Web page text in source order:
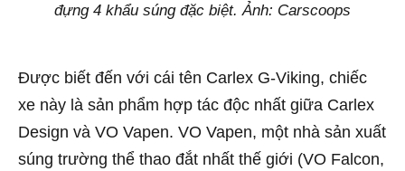
đựng 4 khẩu súng đặc biệt. Ảnh: Carscoops
Được biết đến với cái tên Carlex G-Viking, chiếc
xe này là sản phẩm hợp tác độc nhất giữa Carlex
Design và VO Vapen. VO Vapen, một nhà sản xuất
súng trường thể thao đắt nhất thế giới (VO Falcon,